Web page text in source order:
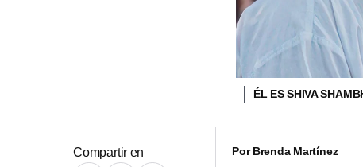
ÉL ES SHIVA
Compartir en PorBrenda Martínez